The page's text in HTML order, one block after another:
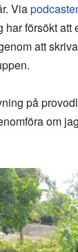
Via
försökt
att
på
om